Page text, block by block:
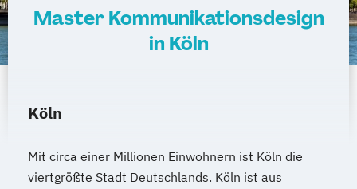
Master Kommunikationsdesign
in Köln
Köln
Mit circa einer Millionen Einwohnern ist Köln die
viertgrößte Stadt Deutschlands. Köln ist aus